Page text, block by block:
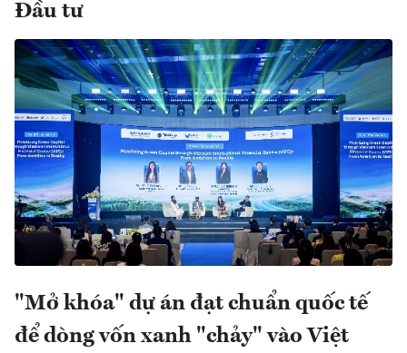
Đầu tư
"Mở khóa" dự án đạt chuẩn quốc tế
để dòng vốn xanh "chảy" vào Việt